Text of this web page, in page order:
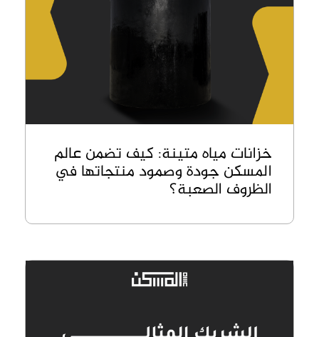
خزانات مياه متينة: كيف تضمن عالم
المسكن جودة وصمود منتجاتها في
الظروف الصعبة؟